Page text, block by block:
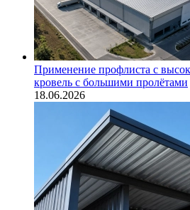
Применение профлиста с
кровель с большими пролётами
18.06.2026